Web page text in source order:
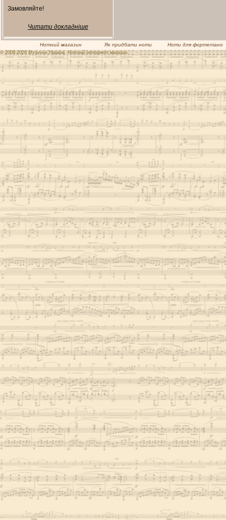
Замовляйте!
Читати докладніше
Нотний магазин Як придбати ноти Ноти для фортепіано
© 2008-2026 Музична Україна. Нотний інтернет магазин.